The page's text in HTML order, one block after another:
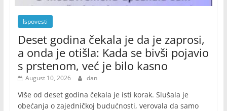
Ispovesti
Deset godina čekala je da je zaprosi,
a onda je otišla: Kada se bivši pojavio
s prstenom, već je bilo kasno
August 10, 2026 dan
Više od deset godina čekala je isti korak. Slušala je
obećanja o zajedničkoj budućnosti, verovala da samo